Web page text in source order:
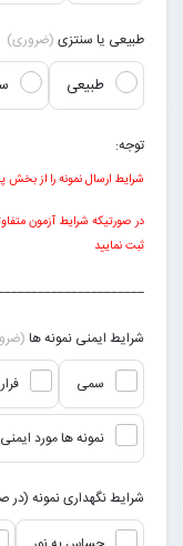
طبیعی یا سنتزی (ضروری)
طبیعی
توجه:
شرایط ارسال نمونه را از بخش
در صورتیکه شرایط آزمون
ثبت نمایید
شرایط ایمنی نمونه ها
سمی فرار
نمونه ها مورد
شرایط نگهداری نمونه (در